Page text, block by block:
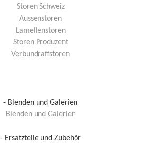
Storen Schweiz
Aussenstoren
Lamellenstoren
Storen Produzent
Verbundraffstoren
- Blenden und Galerien
Blenden und Galerien
- Ersatzteile und Zubehör